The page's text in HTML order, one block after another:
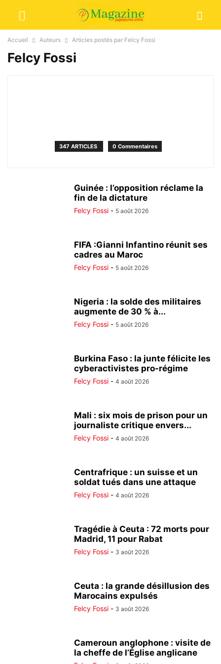
Accueil Auteurs Articles postés par Felcy Fossi
Felcy Fossi
347 ARTICLES 0 Commentaires
Guinée : l’opposition réclame la
fin de la dictature
Felcy Fossi - 5 août 2026
FIFA :Gianni Infantino réunit ses
cadres au Maroc
Felcy Fossi - 5 août 2026
Nigeria : la solde des militaires
augmente de 30 % à...
Felcy Fossi - 5 août 2026
Burkina Faso : la junte félicite les
cyberactivistes pro-régime
Felcy Fossi - 4 août 2026
Mali : six mois de prison pour un
journaliste critique envers...
Felcy Fossi - 4 août 2026
Centrafrique : un suisse et un
soldat tués dans une attaque
Felcy Fossi - 4 août 2026
Tragédie à Ceuta : 72 morts pour
Madrid, 11 pour Rabat
Felcy Fossi - 3 août 2026
Ceuta : la grande désillusion des
Marocains expulsés
Felcy Fossi - 3 août 2026
Cameroun anglophone : visite de
la cheffe de l’Église anglicane